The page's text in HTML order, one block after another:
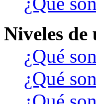
Niveles
¿Qué
¿Qué